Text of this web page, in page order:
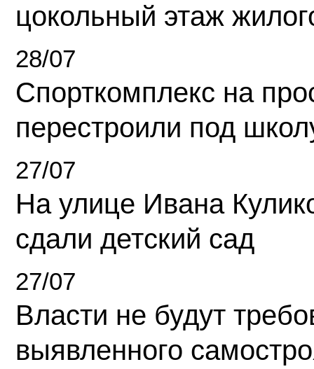
цокольный этаж
28/07
Спорткомплекс на
перестроили под
27/07
На улице Ивана
сдали детский сад
27/07
Власти не будут
выявленного